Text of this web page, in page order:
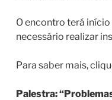
O encontro terá
necessário realizar
Para saber mais,
Palestra: